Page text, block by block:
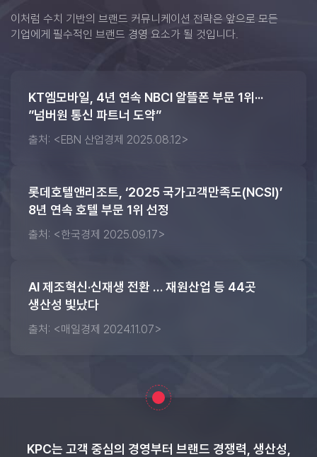
이처럼 수치 기반의 브랜드 커뮤니케이션 전략은 앞으로 모든
기업에게 필수적인 브랜드 경영 요소가 될 것입니다.
KT엠모바일, 4년 연속 NBCI 알뜰폰 부문 1위···
”넘버원 통신 파트너 도약”
출처: <EBN 산업경제 2025.08.12>
롯데호텔앤리조트, ‘2025 국가고객만족도(NCSI)’
8년 연속 호텔 부문 1위 선정
출처: <한국경제 2025.09.17>
AI 제조혁신·신재생 전환 … 재원산업 등 44곳
생산성 빛났다
출처: <매일경제 2024.11.07>
KPC는 고객 중심의 경영부터 브랜드 경쟁력, 생산성,